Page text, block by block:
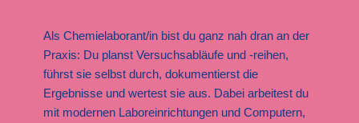
Als Chemielaborant/in bist du ganz nah dran an der
Praxis: Du planst Versuchsabläufe und -reihen,
führst sie selbst durch, dokumentierst die
Ergebnisse und wertest sie aus. Dabei arbeitest du
mit modernen Laboreinrichtungen und Computern,